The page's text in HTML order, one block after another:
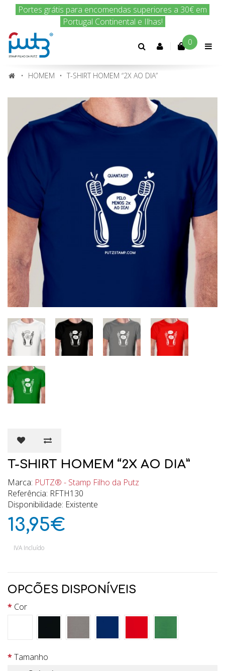
Encomenda hoje e nós enviamos amanhã!
Conta 0
HOMEM T-SHIRT HOMEM “2X AO DIA”
T-SHIRT HOMEM “2X AO DIA”
Marca: PUTZ® - Stamp Filho da Putz
Referência: RFTH130
Disponibilidade: Existente
13,95€
IVA Incluído
OPCÕES DISPONÍVEIS
Cor
Tamanho